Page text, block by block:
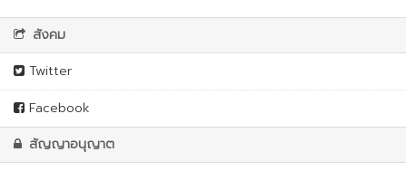
สังคม
Twitter
Facebook
สัญญาอนุญาต